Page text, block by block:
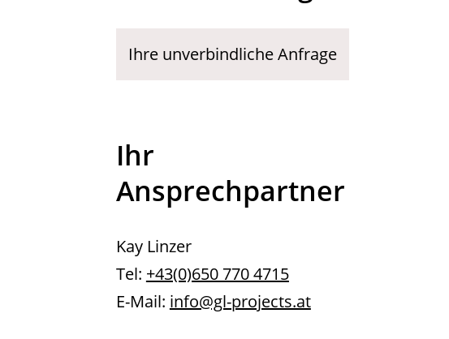
Ihre unverbindliche Anfrage
Ihr
Ansprechpartner
Kay Linzer
Tel: +43(0)650 770 4715
E-Mail: info@gl-projects.at